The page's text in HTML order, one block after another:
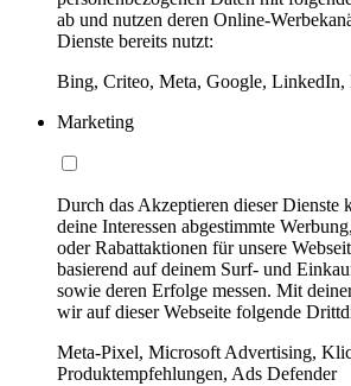
ab und nutzen deren Online-
Dienste bereits nutzt:
Bing, Criteo, Meta, Google, LinkedIn,
Marketing
Durch das Akzeptieren dieser Dienste
deine Interessen abgestimmte
oder Rabattaktionen für unsere
basierend auf deinem Surf- und
sowie deren Erfolge messen. Mit
wir auf dieser Webseite folgende
Meta-Pixel, Microsoft Advertising,
Produktempfehlungen, Ads Defender